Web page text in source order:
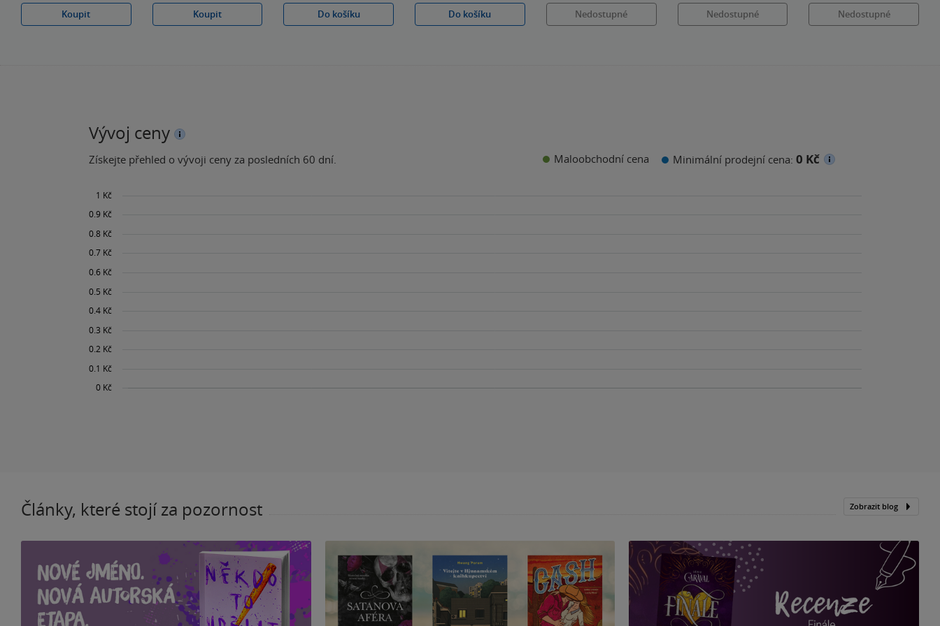
Koupit
Koupit
Do košíku
Do košíku
Nedostupné Nedostupné Nedostupné
Vývoj ceny
Získejte přehled o vývoji ceny za posledních 60 dní. Maloobchodní cena Minimální prodejní cena: 0 Kč
Články, které stojí za pozornost Zobrazit blog